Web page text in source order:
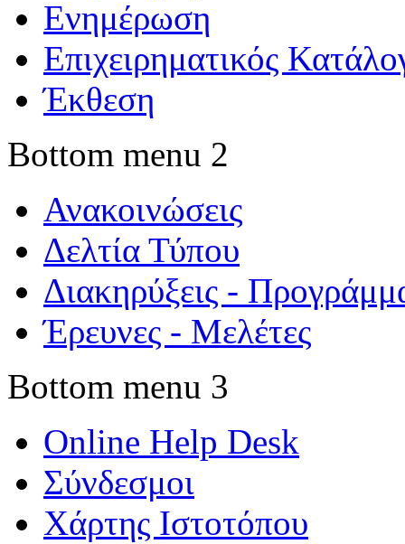
Ενημέρωση
Επιχειρηματικός
Έκθεση
Bottom menu 2
Ανακοινώσεις
Δελτία Τύπου
Διακηρύξεις -
Έρευνες - Μελέτες
Bottom menu 3
Online Help Desk
Σύνδεσμοι
Χάρτης Ιστοτόπου